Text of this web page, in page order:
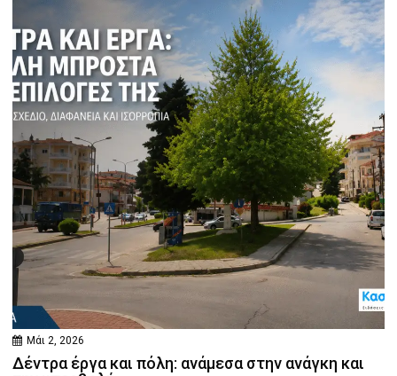
Μάι 2, 2026
Δέντρα έργα και πόλη: ανάμεσα στην ανάγκη και